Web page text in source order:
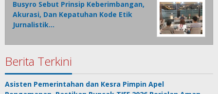
Busyro Sebut Prinsip Keberimbangan,
Akurasi, Dan Kepatuhan Kode Etik
Jurnalistik…
Berita Terkini
Asisten Pemerintahan dan Kesra Pimpin Apel